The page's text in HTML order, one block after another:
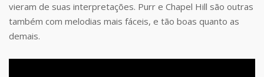
vieram de suas interpretações. Purr e Chapel Hill são outras
também com melodias mais fáceis, e tão boas quanto as
demais.